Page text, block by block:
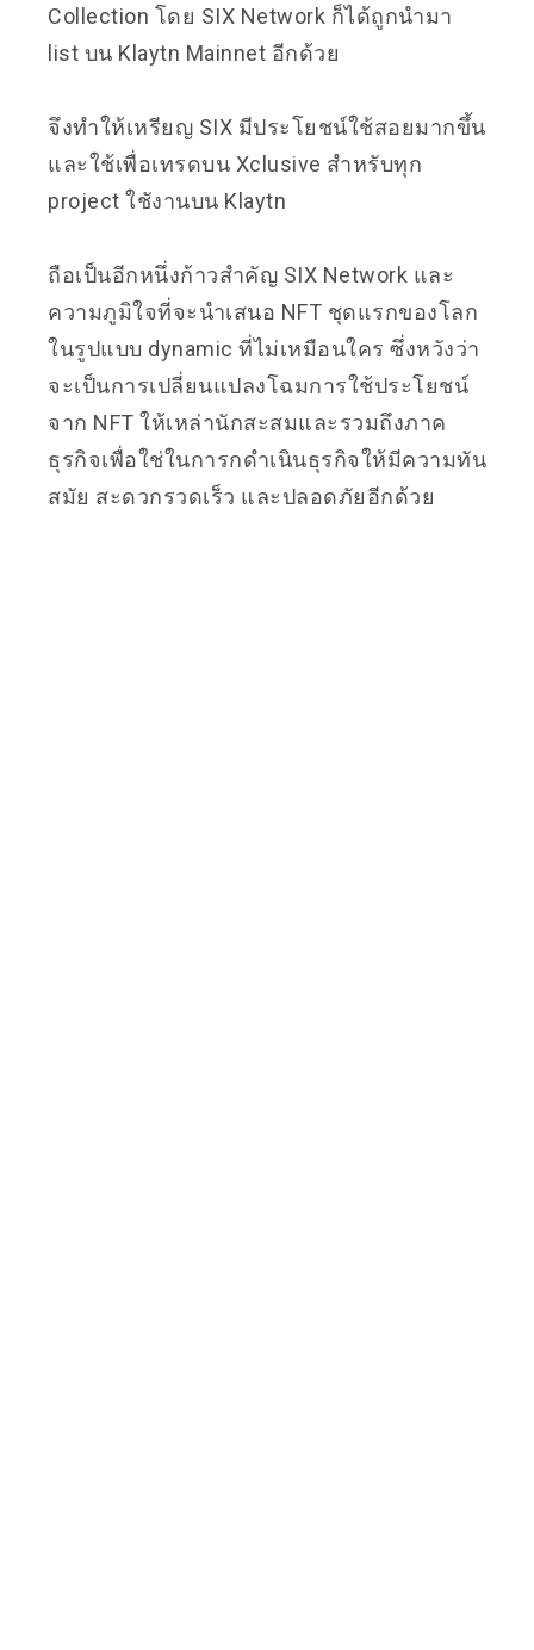
Collection โดย SIX Network ก็ได้ถูกนำมา
list บน Klaytn Mainnet อีกด้วย
จึงทำให้เหรียญ SIX มีประโยชน์ใช้สอยมากขึ้น
และใช้เพื่อเทรดบน Xclusive สำหรับทุก
project ใชังานบน Klaytn
ถือเป็นอีกหนึ่งก้าวสำคัญ SIX Network และ
ความภูมิใจที่จะนำเสนอ NFT ชุดแรกของโลก
ในรูปแบบ dynamic ที่ไม่เหมือนใคร ซึ่งหวังว่า
จะเป็นการเปลี่ยนแปลงโฉมการใช้ประโยชน์
จาก NFT ให้เหล่านักสะสมและรวมถึงภาค
ธุรกิจเพื่อใช่ในการกดำเนินธุรกิจให้มีความทัน
สมัย สะดวกรวดเร็ว และปลอดภัยอีกด้วย